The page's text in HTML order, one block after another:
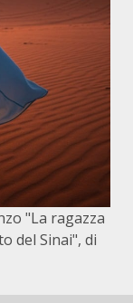
"La ragazza
del Sinai", di